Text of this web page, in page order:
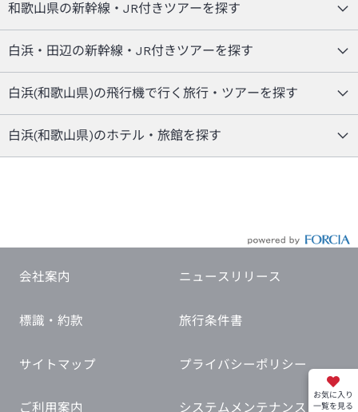
お気に入り
一覧を見る
和歌山県の新幹線・JR付きツアーを探す
白浜・田辺の新幹線・JR付きツアーを探す
白浜(和歌山県)の飛行機で行く旅行・ツアーを探す
白浜(和歌山県)のホテル・旅館を探す
会社案内 ニュースリリース
標識・約款 旅行条件書
サイトマップ プライバシーポリシー
ご利用案内 システムメンテナンス